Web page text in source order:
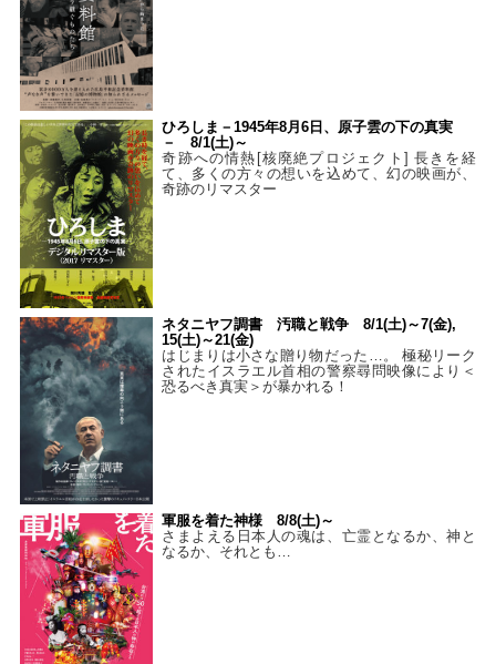
ひろしま－1945年8月6日、原子雲の下の真実
－ 8/1(土)～
奇跡への情熱[核廃絶プロジェクト] 長きを経
て、多くの方々の想いを込めて、幻の映画が、
奇跡のリマスター
ネタニヤフ調書 汚職と戦争 8/1(土)～7(金),
15(土)～21(金)
はじまりは小さな贈り物だった…。 極秘リーク
されたイスラエル首相の警察尋問映像により＜
恐るべき真実＞が暴かれる！
軍服を着た神様 8/8(土)～
さまよえる日本人の魂は、亡霊となるか、神と
なるか、それとも…